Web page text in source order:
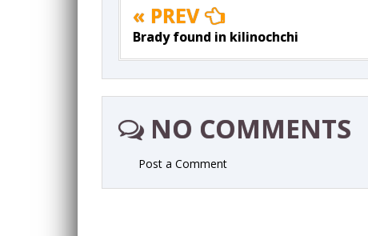
« PREV
Brady found in kilinochchi
NO COMMENTS
Post a Comment